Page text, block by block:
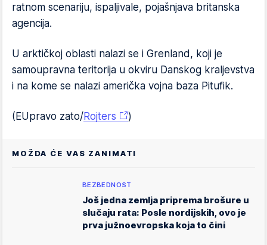
ratnom scenariju, ispaljivale, pojašnjava britanska
agencija.
U arktičkoj oblasti nalazi se i Grenland, koji je
samoupravna teritorija u okviru Danskog kraljevstva
i na kome se nalazi američka vojna baza Pitufik.
(EUpravo zato/Rojters )
MOŽDA ĆE VAS ZANIMATI
BEZBEDNOST
Još jedna zemlja priprema brošure u
slučaju rata: Posle nordijskih, ovo je
prva južnoevropska koja to čini